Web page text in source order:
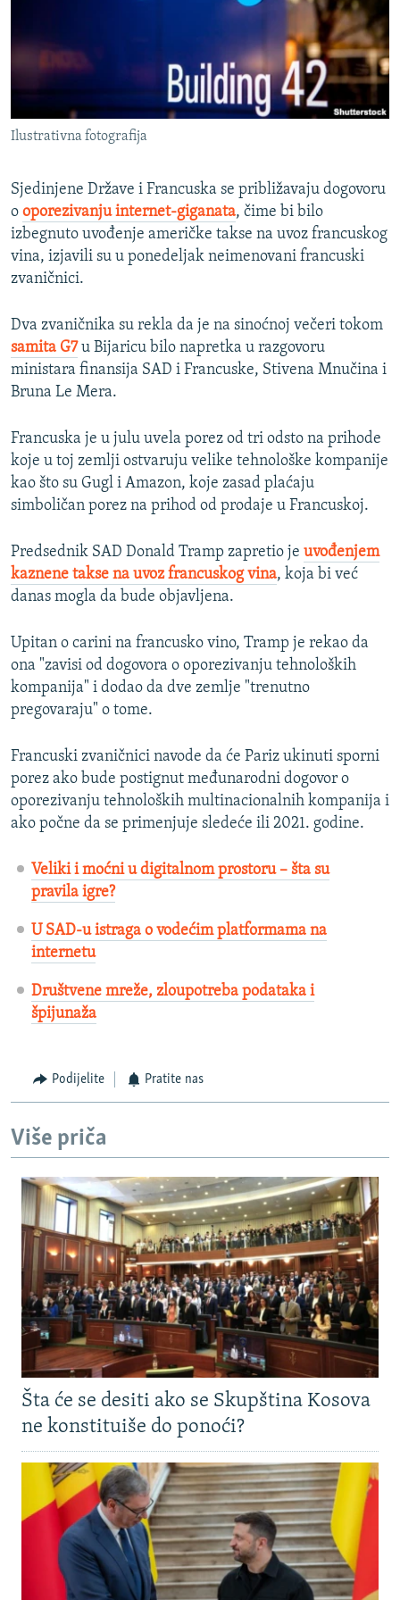
DNEVNO@RSE
VIŠE OD NASLOVA
GENOCID U SREBRENICI
POPLAVE I KLIZIŠTA U BIH 2024.
TV LIBERTY
POST SCRIPTUM
MOJA EVROPA
SVE KARTE DEJTONA
NASTANAK I RASPAD JUGOSLAVIJE
PRATITE NAS
Sve RFE/RL stranice
Ilustrativna fotografija
Sjedinjene Države i Francuska se približavaju dogovoru
o oporezivanju internet-giganata, čime bi bilo
izbegnuto uvođenje američke takse na uvoz francuskog
vina, izjavili su u ponedeljak neimenovani francuski
zvaničnici.
Dva zvaničnika su rekla da je na sinoćnoj večeri tokom
samita G7u Bijaricu bilo napretka u razgovoru
ministara finansija SAD i Francuske, Stivena Mnučina i
Bruna Le Mera.
Francuska je u julu uvela porez od tri odsto na prihode
koje u toj zemlji ostvaruju velike tehnološke kompanije
kao što su Gugl i Amazon, koje zasad plaćaju
simboličan porez na prihod od prodaje u Francuskoj.
Predsednik SAD Donald Tramp zapretio je uvođenjem
kaznene takse na uvoz francuskog vina, koja bi već
danas mogla da bude objavljena.
Upitan o carini na francusko vino, Tramp je rekao da
ona "zavisi od dogovora o oporezivanju tehnoloških
kompanija" i dodao da dve zemlje "trenutno
pregovaraju" o tome.
Francuski zvaničnici navode da će Pariz ukinuti sporni
porez ako bude postignut međunarodni dogovor o
oporezivanju tehnoloških multinacionalnih kompanija i
ako počne da se primenjuje sledeće ili 2021. godine.
Veliki i moćni u digitalnom prostoru – šta su
pravila igre?
U SAD-u istraga o vodećim platformama na
internetu
Društvene mreže, zloupotreba podataka i
špijunaža
Podijelite Pratite nas
Više priča
Šta će se desiti ako se Skupština Kosova
ne konstituiše do ponoći?